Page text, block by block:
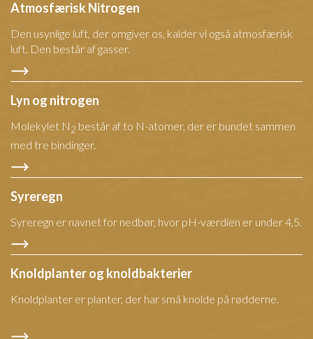
Atmosfærisk Nitrogen
Den usynlige luft, der omgiver os, kalder vi også atmosfærisk
luft. Den består af gasser.
Lyn og nitrogen
Molekylet N2 består af to N-atomer, der er bundet sammen
med tre bindinger.
Syreregn
Syreregn er navnet for nedbør, hvor pH-værdien er under 4,5.
Knoldplanter og knoldbakterier
Knoldplanter er planter, der har små knolde på rødderne.